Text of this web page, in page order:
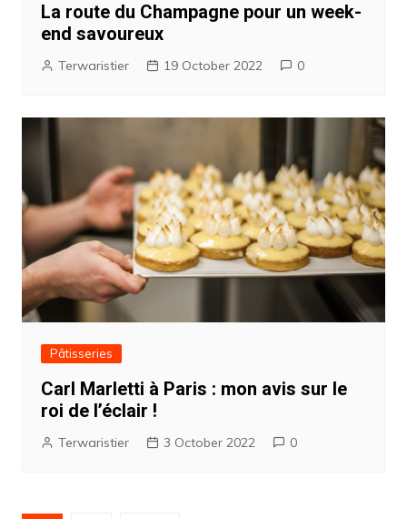
La route du Champagne pour un week-
end savoureux
Terwaristier 19 October 2022 0
Pâtisseries
Carl Marletti à Paris : mon avis sur le
roi de l’éclair !
Terwaristier 3 October 2022 0